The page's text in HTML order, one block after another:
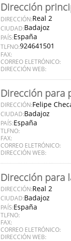
Dirección
DIRECCIÓN:Real 2
CIUDAD:Badajoz
PAÍS:España
TLFNO:924641501
FAX:
CORREO ELETRÓNICO:
DIRECCIÓN WEB:
Dirección para
DIRECCIÓN:Felipe
CIUDAD:Badajoz
PAÍS:España
TLFNO:
FAX:
CORREO ELETRÓNICO:
DIRECCIÓN WEB:
Dirección para
DIRECCIÓN:Real 2
CIUDAD:Badajoz
PAÍS:España
TLFNO:
FAX:
CORREO ELETRÓNICO:
DIRECCIÓN WEB: